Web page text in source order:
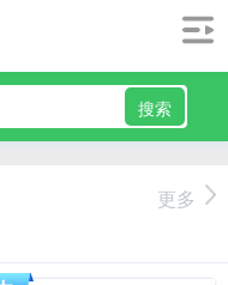
搜索
更多